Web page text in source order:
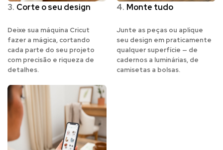
3. Corte o seu design
Deixe sua máquina Cricut
fazer a mágica, cortando
cada parte do seu projeto
com precisão e riqueza de
detalhes.
4. Monte tudo
Junte as peças ou aplique
seu design em praticamente
qualquer superfície — de
cadernos a luminárias, de
camisetas a bolsas.